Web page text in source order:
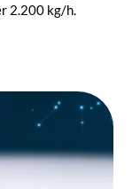
2.200 kg/h.